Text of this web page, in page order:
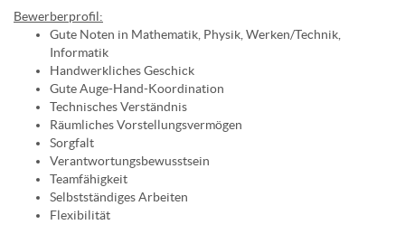
Bewerberprofil:
Gute Noten in Mathematik, Physik, Werken/Technik,
Informatik
Handwerkliches Geschick
Gute Auge-Hand-Koordination
Technisches Verständnis
Räumliches Vorstellungsvermögen
Sorgfalt
Verantwortungsbewusstsein
Teamfähigkeit
Selbstständiges Arbeiten
Flexibilität